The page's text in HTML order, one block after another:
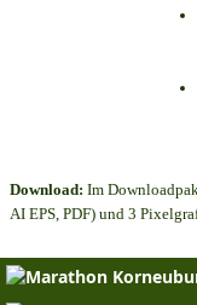
Download: Im
AI EPS, PDF) und 3